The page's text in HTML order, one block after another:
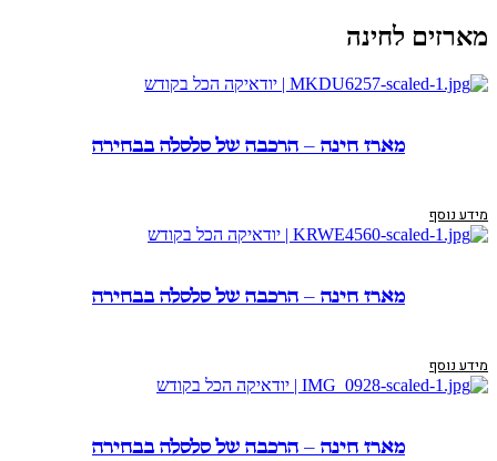
מארזים לחינה
מארז חינה – הרכבה של סלסלה בבחירה
מידע נוסף
מארז חינה – הרכבה של סלסלה בבחירה
מידע נוסף
מארז חינה – הרכבה של סלסלה בבחירה